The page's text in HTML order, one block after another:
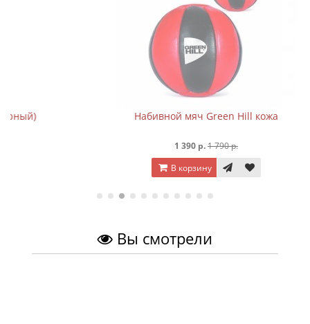
Набивной мяч Green Hill кожа
1 790 р.
В корзину
Вы смотрели